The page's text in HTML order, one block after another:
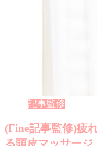
記事監修
(Fine記事監修)疲